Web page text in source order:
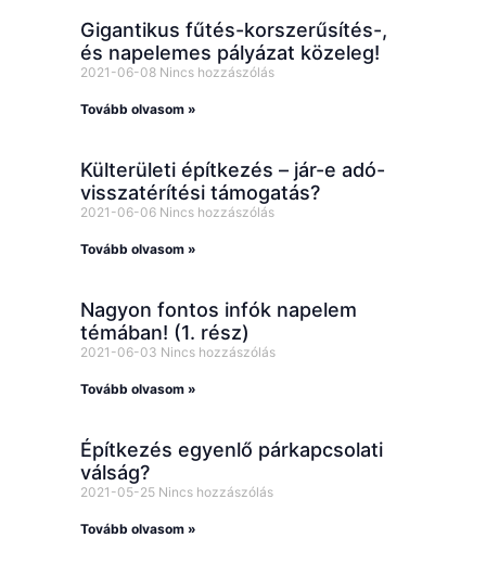
Gigantikus fűtés-korszerűsítés-,
és napelemes pályázat közeleg!
2021-06-08 Nincs hozzászólás
Tovább olvasom »
Külterületi építkezés – jár-e adó-
visszatérítési támogatás?
2021-06-06 Nincs hozzászólás
Tovább olvasom »
Nagyon fontos infók napelem
témában! (1. rész)
2021-06-03 Nincs hozzászólás
Tovább olvasom »
Építkezés egyenlő párkapcsolati
válság?
2021-05-25 Nincs hozzászólás
Tovább olvasom »